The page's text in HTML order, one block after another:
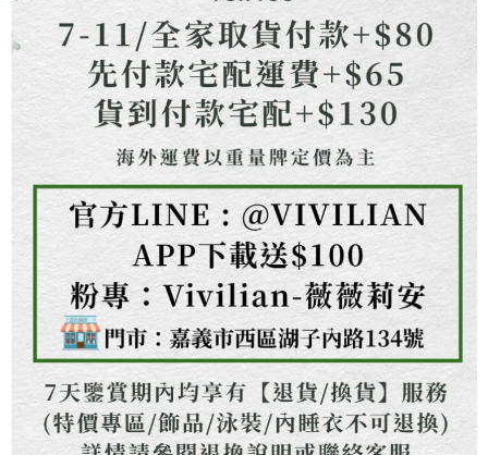
【注意事項】
１．透過由恩沛科技股份有限公司提供之「AFTEE先享後付」服務完成之交
易，需依本服務之必要範圍內提供個人資料，並將交易相關給付款項請求債
權轉讓予恩沛科技股份有限公司。
２．關於個人資料處理事宜，請瀏覽以下網址：
https://aftee.tw/terms/#terms3
３．未成年的使用者請事先徵得法定代理人或監護人之同意方可使用
「AFTEE先享後付」，若未經同意申辦者引起之損失，本公司不負相關責
時審查核予不同之上限額度；若仍有額度不足之情形，本公司將視審查結果
請求用戶進行身份認證。
５．嚴禁一人註冊多個帳號或使用他人資訊註冊。若發現惡意使用之情形，
恩沛科技股份有限公司將有權停止該用戶之使用額度並採取法律行動。
海外配送 查看運費